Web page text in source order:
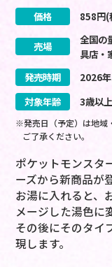
価格 858円(
売場
全国の
具店・
発売時期
2026年
対象年齢
3歳以上
※発売日（予定）は地域
ご了承ください。
ポケットモンスタ
ーズから新商品が
お湯に入れると、
メージした湯色に
その後にそのタイ
現します。